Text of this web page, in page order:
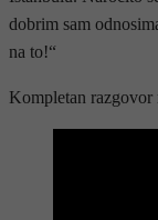
dobrim sam
na to!“
Kompletan razgovor